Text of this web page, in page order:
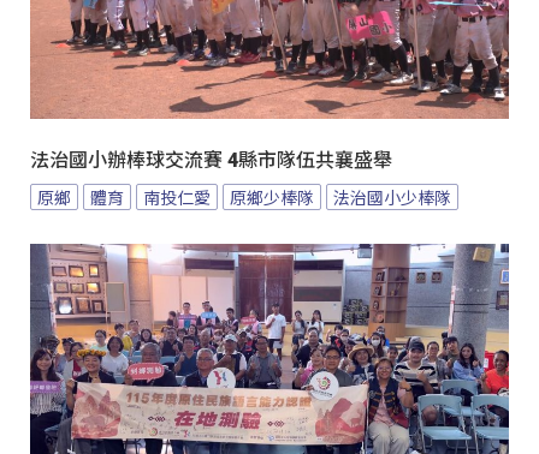
法治國小辦棒球交流賽 4縣市隊伍共襄盛舉
原鄉 體育 南投仁愛 原鄉少棒隊 法治國小少棒隊